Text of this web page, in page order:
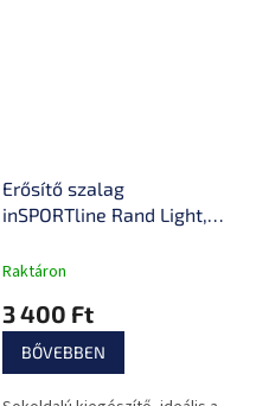
Erősítő szalag
inSPORTline Rand Light,
208cm, hossz 102cm,
Raktáron
3 400 Ft
BŐVEBBEN